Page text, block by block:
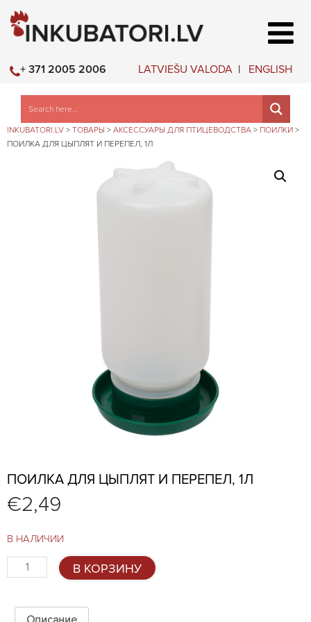
LATVIEŠU VALODA ENGLISH
+ 371 2005 2006
INKUBATORI.LV > ТОВАРЫ > АКСЕССУАРЫ ДЛЯ ПТИЦЕВОДСТВА > ПОИЛКИ >
ПОИЛКА ДЛЯ ЦЫПЛЯТ И ПЕРЕПЕЛ, 1Л
ПОИЛКА ДЛЯ ЦЫПЛЯТ И ПЕРЕПЕЛ, 1Л
€2,49
В НАЛИЧИИ
Количество
товара
для
цыплят
В КОРЗИНУ